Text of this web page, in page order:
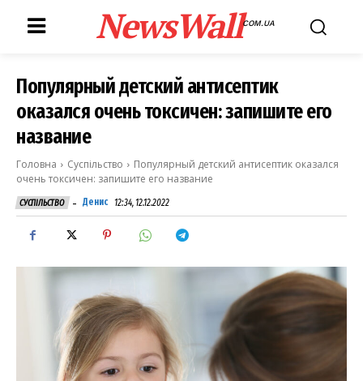
NewsWallCOM.UA
Популярный детский антисептик
оказался очень токсичен: запишите его
название
Головна Суспільство
Популярный детский антисептик оказался
очень токсичен: запишите его название
СУСПІЛЬСТВО - Денис 12:34, 12.12.2022